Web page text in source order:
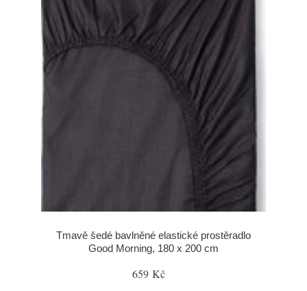
Tmavě šedé bavlněné elastické prostěradlo
Good Morning, 180 x 200 cm
659 Kč